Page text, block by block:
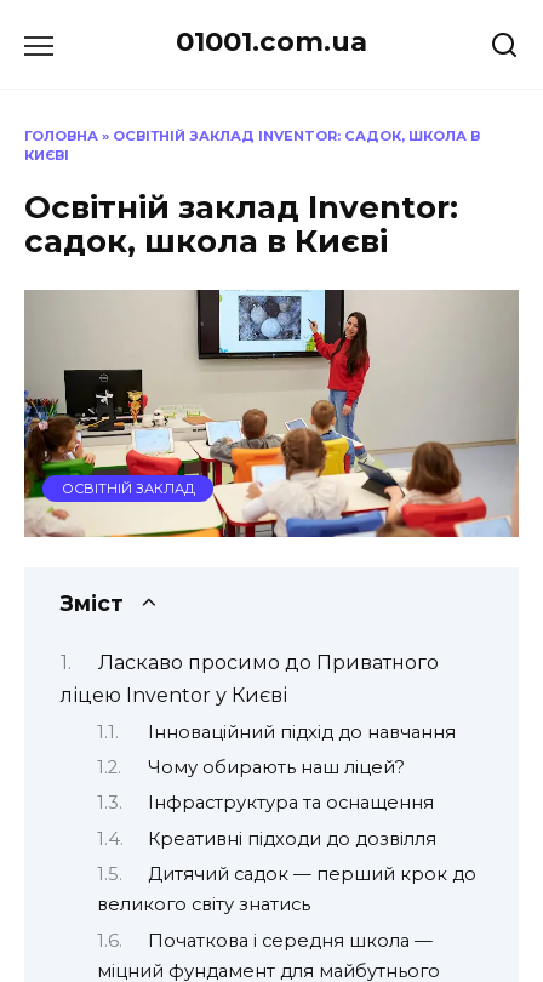
до
01001.com.ua
ГОЛОВНА » ОСВІТНІЙ ЗАКЛАД INVENTOR: САДОК, ШКОЛА В
КИЄВІ
Освітній заклад Inventor:
садок, школа в Києві
ОСВІТНІЙ ЗАКЛАД
Зміст
Ласкаво просимо до Приватного
ліцею Inventor у Києві
Інноваційний підхід до навчання
Чому обирають наш ліцей?
Інфраструктура та оснащення
Креативні підходи до дозвілля
Дитячий садок — перший крок до
великого світу знатись
Початкова і середня школа —
міцний фундамент для майбутнього